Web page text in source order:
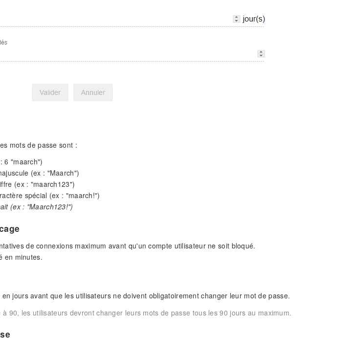
mots de passe sont :
6 "maarch")
(ex : "Maarch")
(ex : "maarch123")
spécial (ex : "maarch!")
(ex : "Maarch123!")
de connexions maximum avant qu'un compte utilisateur ne soit bloqué.
en minutes.
jours avant que les utilisateurs ne doivent obligatoirement changer leur mot de passe.
90, les utilisateurs devront changer leurs mots de passe tous les 90 jours au maximum.